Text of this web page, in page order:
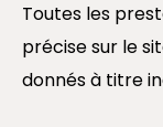
Toutes les
précise sur le
donnés à titre